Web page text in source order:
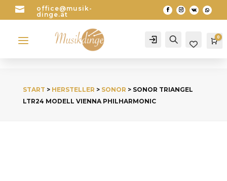

office@musik-
dinge.at
a Account Search 0
START > HERSTELLER > SONOR > SONOR TRIANGEL
LTR24 MODELL VIENNA PHILHARMONIC